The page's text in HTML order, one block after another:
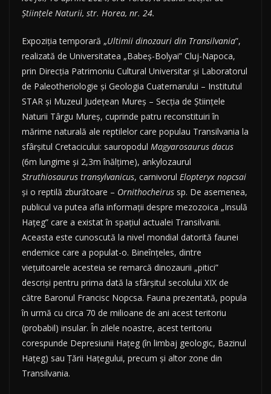
Științele Naturii, str. Horea, nr. 24.
Expoziția temporară „Ultimii dinozauri din Transilvania”,
realizată de Universitatea „Babeș-Bolyai” Cluj-Napoca,
prin Direcția Patrimoniu Cultural Universitar și Laboratorul
de Paleotheriologie și Geologia Cuaternarului – Institutul
STAR și Muzeul Județean Mureș – Secția de Științele
Naturii Târgu Mureș, cuprinde patru reconstituiri în
mărime naturală ale reptilelor care populau Transilvania la
sfârșitul Cretacicului: sauropodul Magyarosaurus dacus
(6m lungime și 2,3m înălțime), ankylozaurul
Struthiosaurus transylvanicus, carnivorul Elopteryx nopcsai
și o reptilă zburătoare – Ornithocheirus sp. De asemenea,
publicul va putea afla informații despre mezozoica „Insulă
Hațeg” care a existat în spațiul actualei Transilvanii.
Aceasta este cunoscută la nivel mondial datorită faunei
endemice care a populat-o. Bineînțeles, dintre
viețuitoarele acesteia se remarcă dinozaurii „pitici”
descriși pentru prima dată la sfârșitul secolului XIX de
către Baronul Francisc Nopcsa. Fauna prezentată, popula
în urmă cu circa 70 de milioane de ani acest teritoriu
(probabil) insular. În zilele noastre, acest teritoriu
corespunde Depresiunii Hațeg (în limbaj geologic, Bazinul
Hațeg) sau Țării Hațegului, precum și altor zone din
Transilvania.